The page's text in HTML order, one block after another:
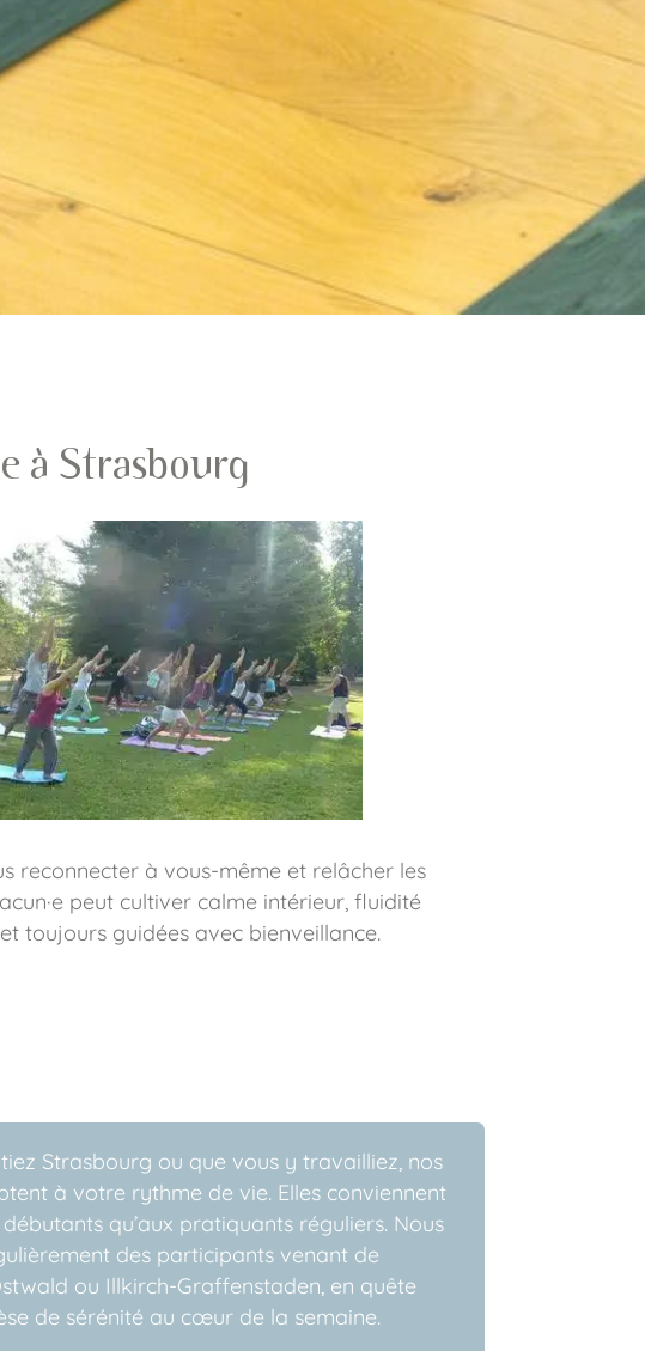
à Strasbourg
reconnecter à vous-même et relâcher les
peut cultiver calme intérieur, fluidité
toujours guidées avec bienveillance.
Strasbourg ou que vous y travailliez, nos
à votre rythme de vie. Elles conviennent
qu’aux pratiquants réguliers. Nous
des participants venant de
ou Illkirch-Graffenstaden, en quête
de sérénité au cœur de la semaine.